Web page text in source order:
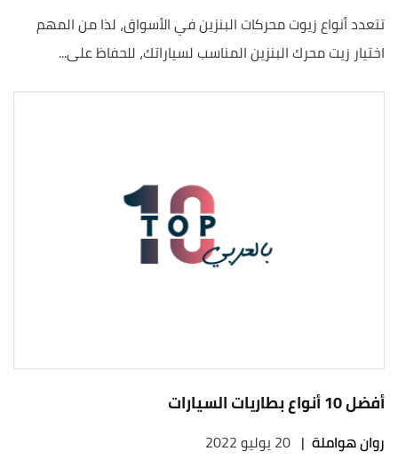
تتعدد أنواع زيوت محركات البنزين في الأسواق، لذا من المهم
اختيار زيت محرك البنزين المناسب لسياراتك، للحفاظ على...
أفضل 10 أنواع بطاريات السيارات
روان هواملة | 20 يوليو 2022